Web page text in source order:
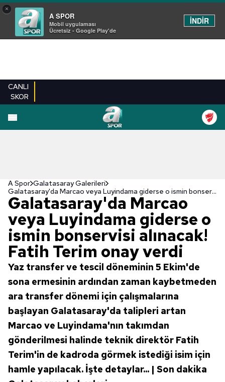
×
A SPOR
Mobil uygulaması
Ücretsiz - Google Play'de
İNDİR
CANLI
SKOR
EN YENILER
A Spor Galatasaray Galerileri
Galatasaray'da Marcao veya Luyindama giderse o ismin bonservisi alınacak! Fatih Terim onay verdi
Galatasaray'da Marcao
veya Luyindama giderse o
ismin bonservisi alınacak!
Fatih Terim onay verdi
Yaz transfer ve tescil döneminin 5 Ekim'de
sona ermesinin ardından zaman kaybetmeden
ara transfer dönemi için çalışmalarına
başlayan Galatasaray'da talipleri artan
Marcao ve Luyindama'nın takımdan
gönderilmesi halinde teknik direktör Fatih
Terim'in de kadroda görmek istediği isim için
hamle yapılacak. İşte detaylar... | Son dakika